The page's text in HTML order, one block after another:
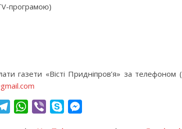
програмою)
газети «Вісті Придніпров’я» за
W